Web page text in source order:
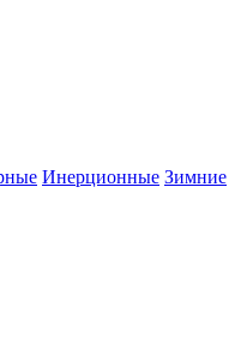
Инерционные Зимние